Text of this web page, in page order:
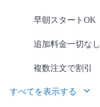
早朝スタートOK
追加料金一切なし
複数注文で割引
すべてを表示する